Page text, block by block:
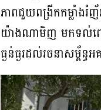
ភាពជួយពង្រីកកម្លាំងរំ
យ៉ាងណាមិញ មកទល់ពេល
ធ្ងន់ធ្ងរដល់រចនាសម្ព័